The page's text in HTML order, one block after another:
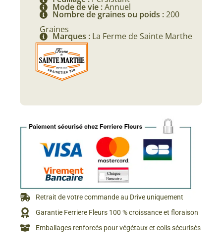
Mode de vie :Annuel
Nombre de graines ou poids :200
Graines
Marques : La Ferme de Sainte Marthe
Retrait de votre commande au Drive uniquement
Garantie Ferriere Fleurs 100 % croissance et floraison
Emballages renforcés pour végétaux et colis sécurisés